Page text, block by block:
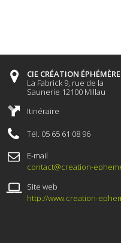
CIE CRÉATION ÉPHÉMÈRE
La Fabrick 9, rue de la
Saunerie 12100 Millau
Itinéraire
Tél. 05 65 61 08 96
E-mail
Site web